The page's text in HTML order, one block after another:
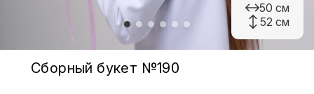
50 см
52 см
Сборный букет №190